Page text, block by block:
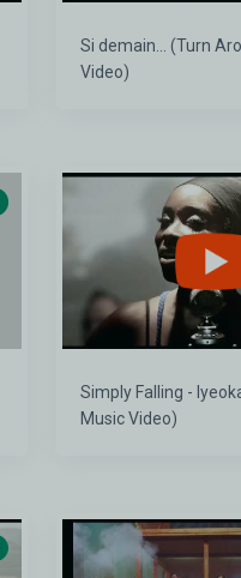
Si demain... (Turn
Video)
Simply Falling -
Music Video)